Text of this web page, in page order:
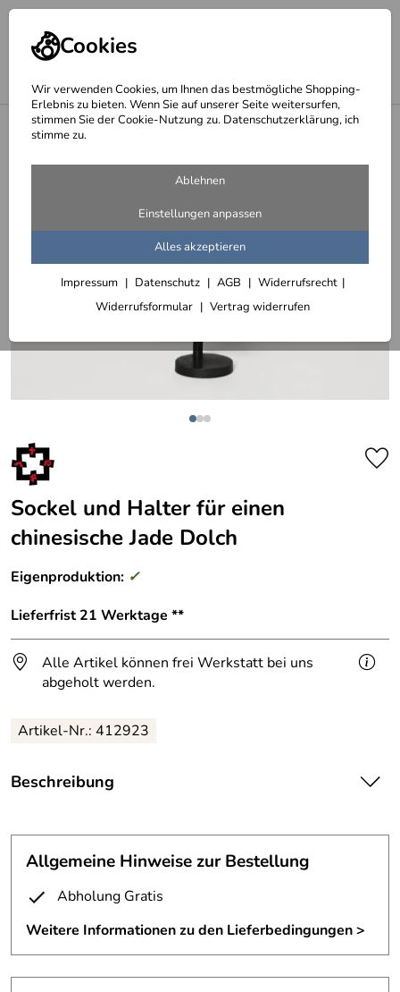
Cookies
Wir verwenden Cookies, um Ihnen das bestmögliche Shopping-
Erlebnis zu bieten. Wenn Sie auf unserer Seite weitersurfen,
stimmen Sie der Cookie-Nutzung zu. Datenschutzerklärung, ich
stimme zu.
Ablehnen
Einstellungen anpassen
Alles akzeptieren
Impressum Datenschutz AGB
Widerrufsrecht
Widerrufsformular
Vertrag widerrufen
Schmiedearbeiten, zeitgemäß und nach historischen Vorlagen
Sockel und Halter für einen
chinesische Jade Dolch
Eigenproduktion: ✓
Lieferfrist 21 Werktage **
Alle Artikel können frei Werkstatt bei uns
abgeholt werden.
Artikel-Nr.: 412923
Beschreibung
Jade Doch
Oberfläche mit Messingabrieb versehen und farblos
lackiert.
Höhe Halterung 120 mm
Stärke 8 mm
Allgemeine Hinweise zur Bestellung
Abholung Gratis
Weitere Informationen zu den Lieferbedingungen >